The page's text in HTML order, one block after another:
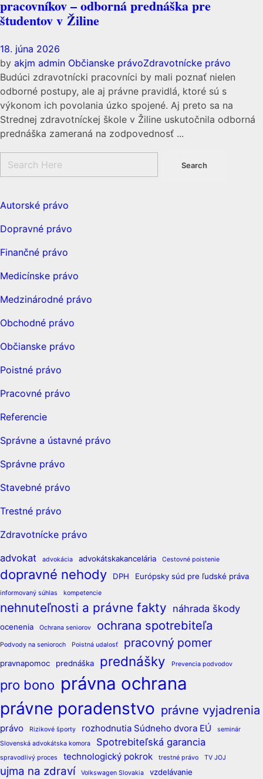
pracovníkov – odborná prednáška pre
študentov v Žiline
18. júna 2026
by akjm admin Občianske právoZdravotnícke právo
Budúci zdravotnícki pracovníci by mali poznať nielen
odborné postupy, ale aj právne pravidlá, ktoré sú s
výkonom ich povolania úzko spojené. Aj preto sa na
Strednej zdravotníckej škole v Žiline uskutočnila odborná
prednáška zameraná na zodpovednosť ...
Autorské právo
Dopravné právo
Finančné právo
Medicínske právo
Medzinárodné právo
Obchodné právo
Občianske právo
Poistné právo
Pracovné právo
Referencie
Správne a ústavné právo
Správne právo
Stavebné právo
Trestné právo
Zdravotnícke právo
advokat
advokácia advokátskakancelária Cestovné poistenie
dopravné nehody DPH Európsky súd pre ľudské práva
informovaný súhlas kompetencie
nehnuteľnosti a právne fakty náhrada škody
ocenenia Ochrana seniorov ochrana spotrebiteľa
Podvody na senioroch Poistná udalosť pracovný pomer
pravnapomoc prednáška prednášky Prevencia podvodov
pro bono právna ochrana
právne poradenstvo právne vyjadrenia
právo Rizikové športy rozhodnutia Súdneho dvora EÚ
seminár
Slovenská advokátska komora
Spotrebiteľská garancia
spravodlivý proces technologický pokrok trestné právo TV JOJ
ujma na zdraví Volkswagen Slovakia vzdelávanie